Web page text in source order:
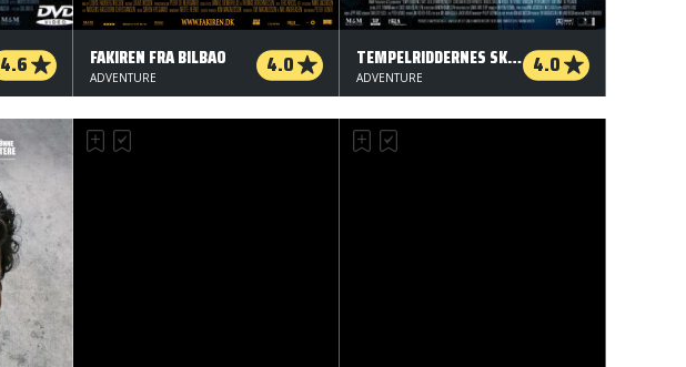
4.6 FAKIREN FRA BILBAO 4.0
ADVENTURE
TEMPELRIDDERNES SKAT 4.0
ADVENTURE